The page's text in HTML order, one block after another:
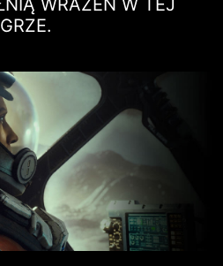
WRAŻEŃ W TEJ
GRZE.